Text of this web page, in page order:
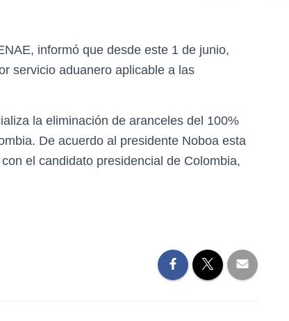
informó que desde este 1 de junio,
servicio aduanero aplicable a las
la eliminación de aranceles del 100%
De acuerdo al presidente Noboa esta
el candidato presidencial de Colombia,